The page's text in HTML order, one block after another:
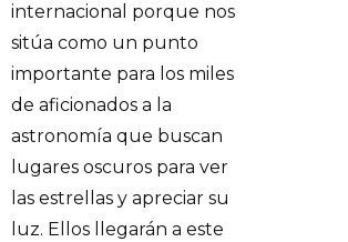
internacional porque nos
sitúa como un punto
importante para los miles
de aficionados a la
astronomía que buscan
lugares oscuros para ver
las estrellas y apreciar su
luz. Ellos llegarán a este